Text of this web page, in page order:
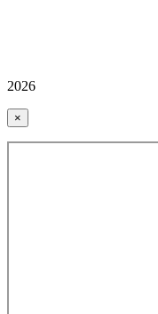
2026
×